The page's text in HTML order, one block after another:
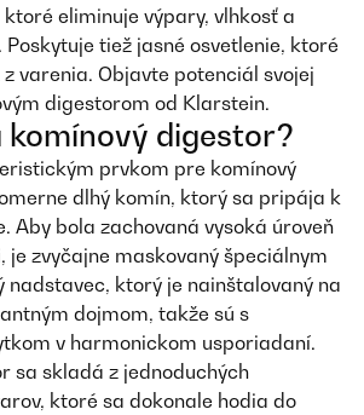
eliminuje výpary, vlhkosť a
tiež jasné osvetlenie, ktoré
varenia. Objavte potenciál svojej
digestorom od Klarstein.
komínový digestor?
prvkom pre komínový
dlhý komín, ktorý sa pripája k
Aby bola zachovaná vysoká úroveň
je zvyčajne maskovaný špeciálnym
nadstavec, ktorý je nainštalovaný na
dojmom, takže sú s
v harmonickom usporiadaní.
sa skladá z jednoduchých
ktoré sa dokonale hodia do